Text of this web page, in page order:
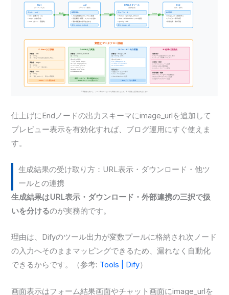
仕上げにEndノードの出力スキーマにimage_urlを追加して
プレビュー表示を有効化すれば、ブログ運用にすぐ使えま
す。
生成結果の受け取り方：URL表示・ダウンロード・他ツ
ールとの連携
生成結果はURL表示・ダウンロード・外部連携の三択で扱
いを分けるのが実務的です。
理由は、Difyのツール出力が変数プールに格納され次ノード
の入力へそのままマッピングできるため、漏れなく自動化
できるからです。（参考: Tools | Dify）
画面表示はフォーム結果画面やチャット画面にimage_urlを